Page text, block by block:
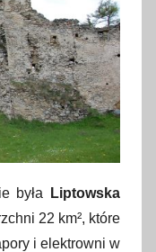
była Liptowska
22 km², które
i elektrowni w